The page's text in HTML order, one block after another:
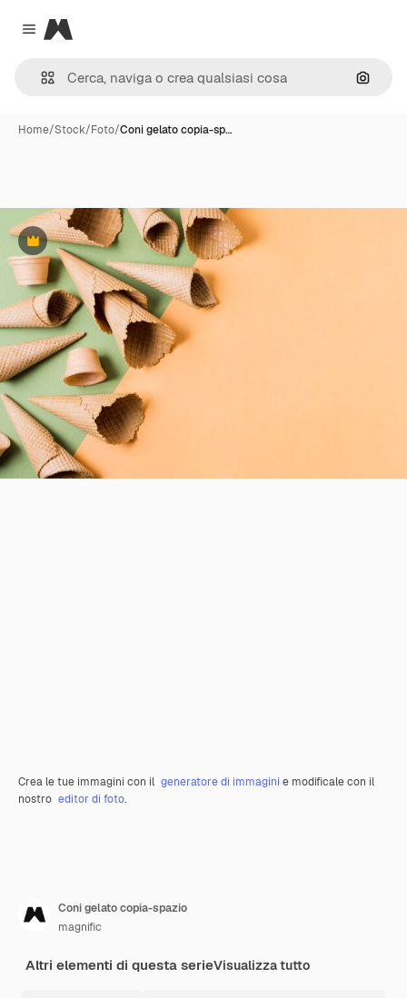
Close menu
Magnific
Cerca
Home/Stock/Foto/Coni gelato copia-sp…
Premium
Crea le tue immagini con il generatore di immagini e modificale con il
nostro editor di foto.
Coni gelato copia-spazio
magnific
Altri elementi di questa serieVisualizza tutto